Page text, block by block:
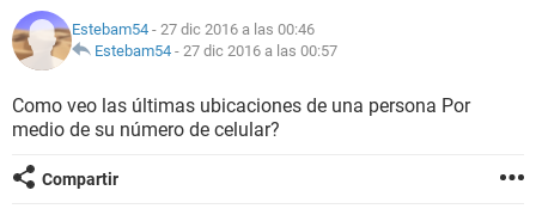
Estebam54 - 27 dic 2016 a las 00:46
Estebam54 - 27 dic 2016 a las 00:57
Como veo las últimas ubicaciones de una persona Por
medio de su número de celular?
Compartir